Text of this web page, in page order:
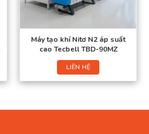
Máy tạo khí Nitơ N2 áp suất
cao Tecbell TBD-90MZ
LIÊN HỆ